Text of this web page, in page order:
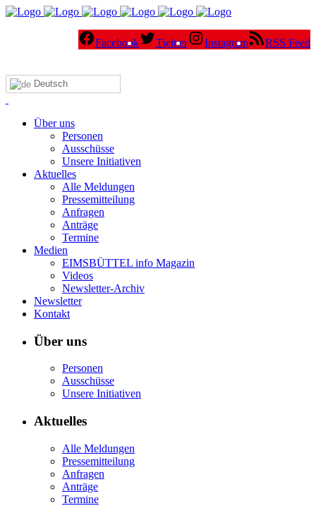
Facebook Twitter Instagram RSS Feed
Deutsch
Über uns
Personen
Ausschüsse
Unsere Initiativen
Aktuelles
Alle Meldungen
Pressemitteilung
Anfragen
Anträge
Termine
Medien
EIMSBÜTTEL info Magazin
Videos
Newsletter-Archiv
Newsletter
Kontakt
Über uns
Personen
Ausschüsse
Unsere Initiativen
Aktuelles
Alle Meldungen
Pressemitteilung
Anfragen
Anträge
Termine